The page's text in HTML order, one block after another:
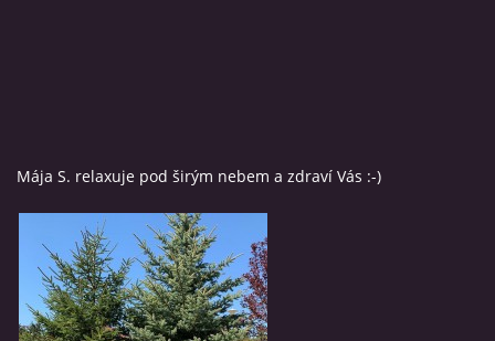
© 2026 eStránky.cz
Mája S. relaxuje pod širým nebem a zdraví Vás :-)